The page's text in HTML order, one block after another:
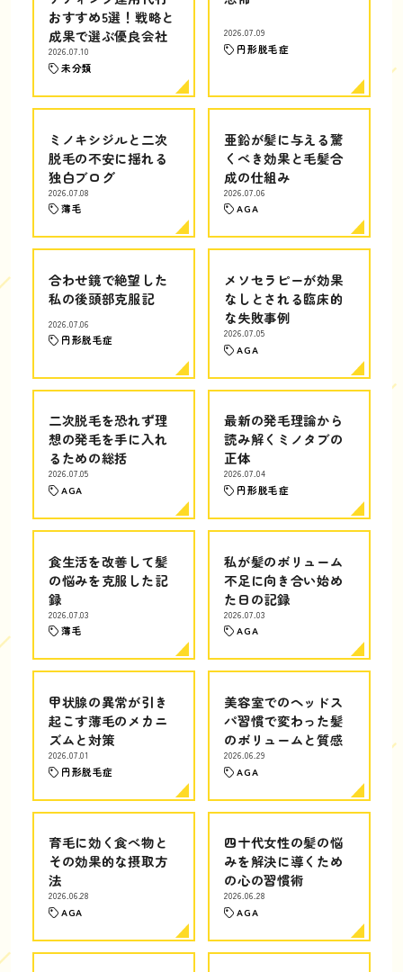
おすすめ5選！戦略と
成果で選ぶ優良会社
2026.07.10
未分類
2026.07.09
円形脱毛症
ミノキシジルと二次
脱毛の不安に揺れる
独白ブログ
2026.07.08
薄毛
亜鉛が髪に与える驚
くべき効果と毛髪合
成の仕組み
2026.07.06
AGA
合わせ鏡で絶望した
私の後頭部克服記
2026.07.06
円形脱毛症
メソセラピーが効果
なしとされる臨床的
な失敗事例
2026.07.05
AGA
二次脱毛を恐れず理
想の発毛を手に入れ
るための総括
2026.07.05
AGA
最新の発毛理論から
読み解くミノタブの
正体
2026.07.04
円形脱毛症
食生活を改善して髪
の悩みを克服した記
録
2026.07.03
薄毛
私が髪のボリューム
不足に向き合い始め
た日の記録
2026.07.03
AGA
甲状腺の異常が引き
起こす薄毛のメカニ
ズムと対策
2026.07.01
円形脱毛症
美容室でのヘッドス
パ習慣で変わった髪
のボリュームと質感
2026.06.29
AGA
育毛に効く食べ物と
その効果的な摂取方
法
2026.06.28
AGA
四十代女性の髪の悩
みを解決に導くため
の心の習慣術
2026.06.28
AGA